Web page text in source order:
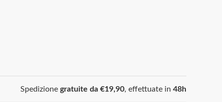
Spedizione gratuite da €19,90, effettuate in 48h